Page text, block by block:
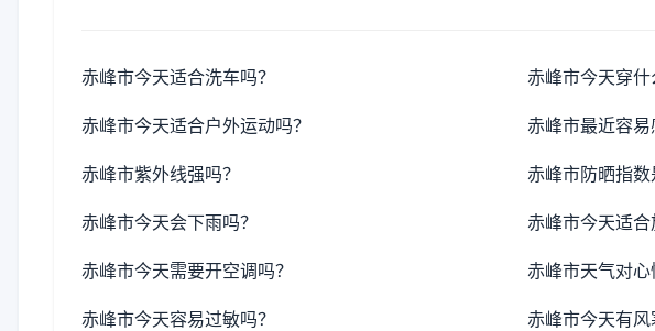
赤峰市今天适合洗车吗？ 赤峰市今天穿什
赤峰市今天适合户外运动吗？ 赤峰市最近容易
赤峰市紫外线强吗？ 赤峰市防晒指数
赤峰市今天会下雨吗？ 赤峰市今天适合
赤峰市今天需要开空调吗？ 赤峰市天气对心
赤峰市今天容易过敏吗？ 赤峰市今天有风